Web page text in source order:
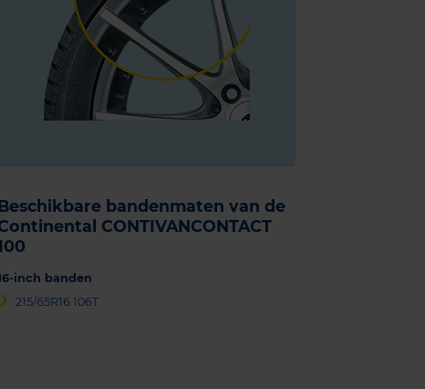
bandenmaten van de
CONTIVANCONTACT
inch banden
215/65R16 106T